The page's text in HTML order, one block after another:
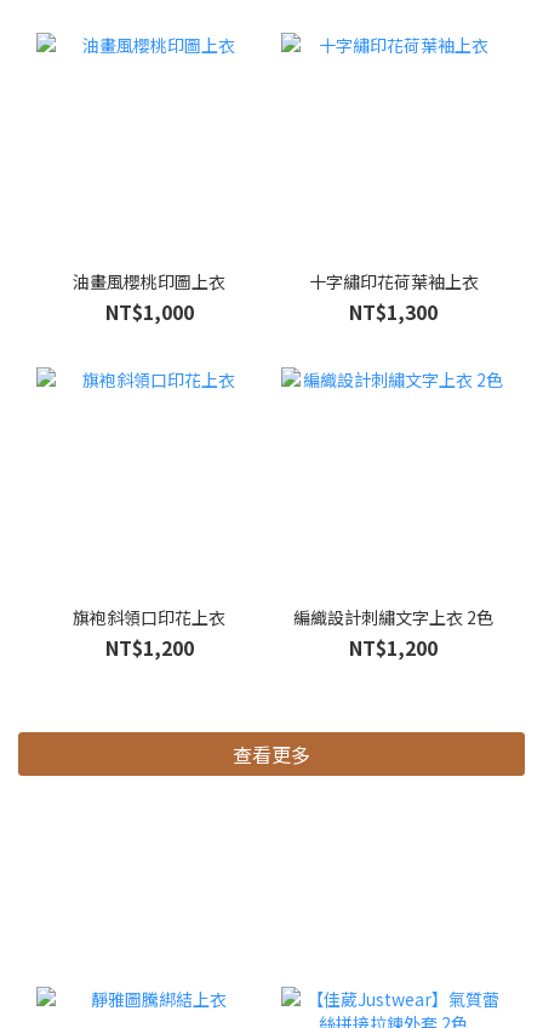
油畫風櫻桃印圖上衣
NT$1,000
十字繡印花荷葉袖上衣
NT$1,300
旗袍斜領口印花上衣
NT$1,200
編織設計刺繡文字上衣 2色
NT$1,200
查看更多